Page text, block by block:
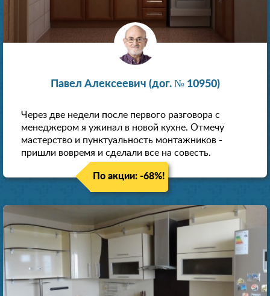
Павел Алексеевич (дог. № 10950)
Через две недели после первого разговора с
менеджером я ужинал в новой кухне. Отмечу
мастерство и пунктуальность монтажников -
пришли вовремя и сделали все на совесть.
По акции: -68%!